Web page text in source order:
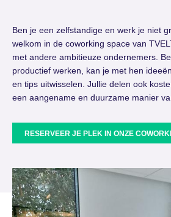
Ben je een zelfstandige en werk je niet
welkom in de coworking space van
met andere ambitieuze ondernemers.
productief werken, kan je met hen
en tips uitwisselen. Jullie delen ook
een aangename en duurzame manier
RESERVEER JE PLEK IN ONZE